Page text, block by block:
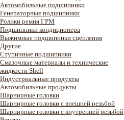
Автомобильные подшипники
Генераторные подшипники
Ролики ремня ГРМ
Подшипники кондиционера
Выжимные подшипники сцепления
Другие
Ступичные подшипники
Смазочные материалы и технические
жидкости Shell
Индустриальные продукты
Автомобильные продукты
Шарнирные головки
Шарнирные головки с внешней резьбой
Шарнирные головки с внутренней резьбой